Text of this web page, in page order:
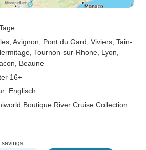
, Avignon , Pont du Gard , Viviers , Tain-
, Tournon-sur-Rhone , Lyon
, Beaune
16+
Englisch
Boutique River Cruise Collection
savings